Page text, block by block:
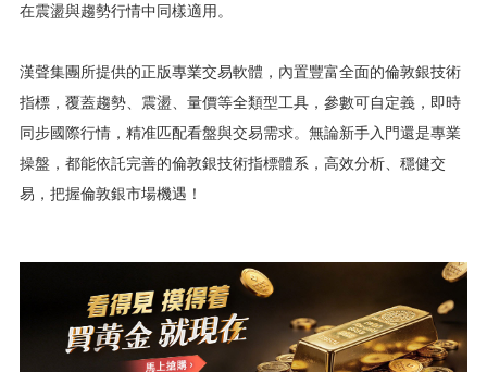
在震盪與趨勢行情中同樣適用。
漢聲集團所提供的正版專業交易軟體，內置豐富全面的倫敦銀技術
指標，覆蓋趨勢、震盪、量價等全類型工具，參數可自定義，即時
同步國際行情，精准匹配看盤與交易需求。無論新手入門還是專業
操盤，都能依託完善的倫敦銀技術指標體系，高效分析、穩健交
易，把握倫敦銀市場機遇！